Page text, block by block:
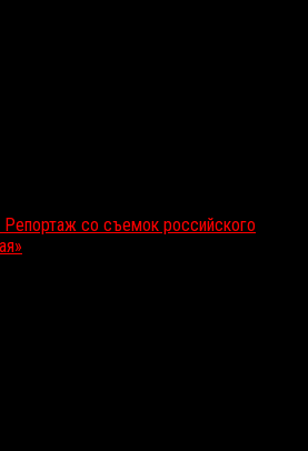
Репортаж со съемок российского